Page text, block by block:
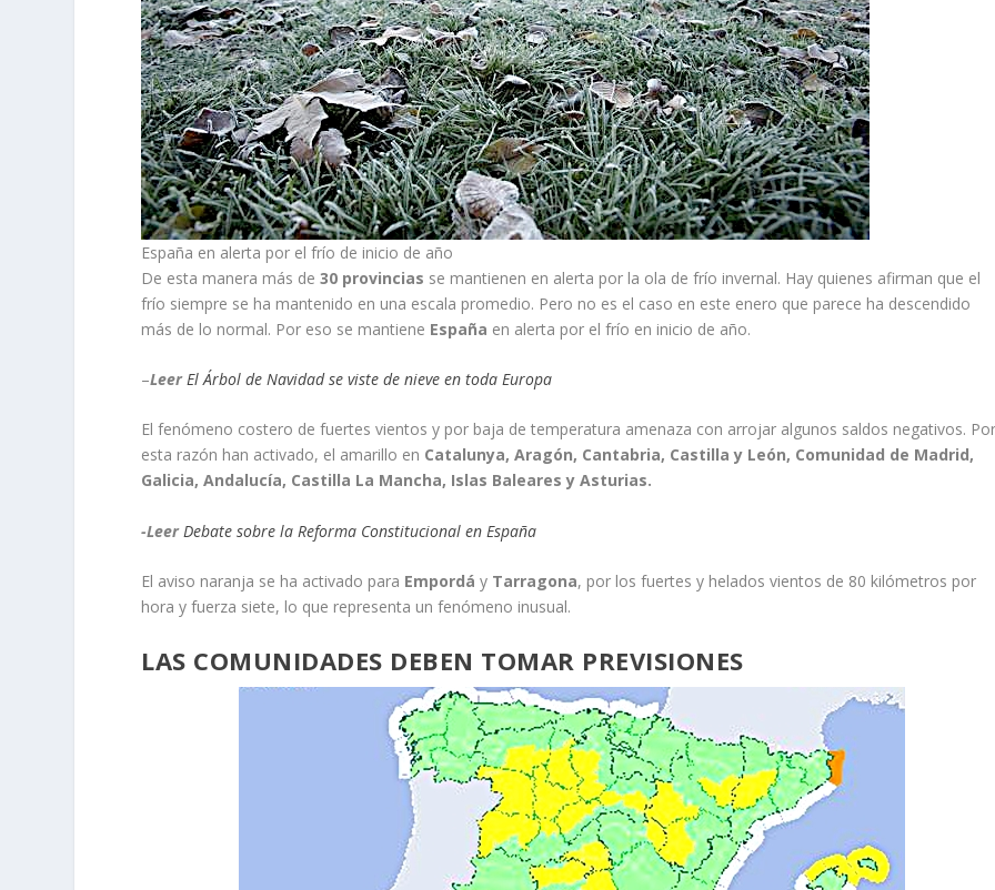
España en alerta por el frío de inicio de año
De esta manera más de30 provincias se mantienen en alerta por la ola de frío invernal. Hay quienes afirman que el
frío siempre se ha mantenido en una escala promedio. Pero no es el caso en este enero que parece ha descendido
más de lo normal. Por eso se mantiene España en alerta por el frío en inicio de año.
–Leer El Árbol de Navidad se viste de nieve en toda Europa
El fenómeno costero de fuertes vientos y por baja de temperatura amenaza con arrojar algunos saldos negativos.
esta razón han activado, el amarillo en Catalunya, Aragón, Cantabria, Castilla y León, Comunidad de Madrid,
Galicia, Andalucía, Castilla La Mancha, Islas Baleares y Asturias.
-Leer Debate sobre la Reforma Constitucional en España
El aviso naranja se ha activado para Empordá y Tarragona, por los fuertes y helados vientos de 80 kilómetros por
hora y fuerza siete, lo que representa un fenómeno inusual.
LAS COMUNIDADES DEBEN TOMAR PREVISIONES